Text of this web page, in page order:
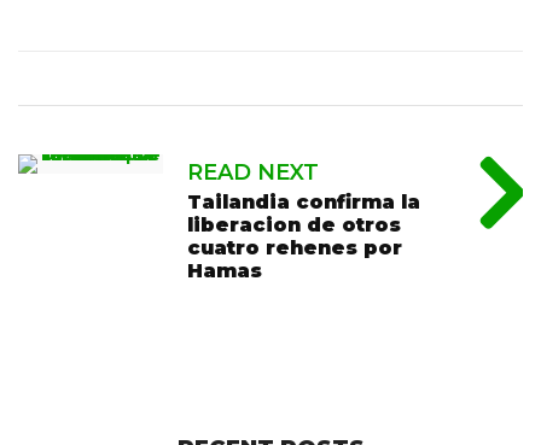
READ NEXT
Tailandia confirma la
liberacion de otros
cuatro rehenes por
Hamas